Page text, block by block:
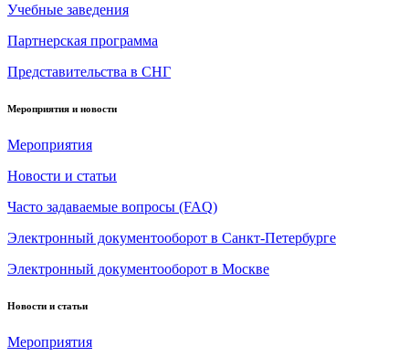
Учебные заведения
Партнерская программа
Представительства в СНГ
Мероприятия и новости
Мероприятия
Новости и статьи
Часто задаваемые вопросы (FAQ)
Электронный документооборот в Санкт-Петербурге
Электронный документооборот в Москве
Новости и статьи
Мероприятия